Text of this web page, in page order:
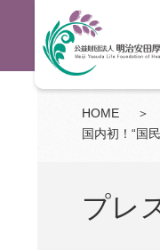
HOME ＞
国内初！“国
プレ